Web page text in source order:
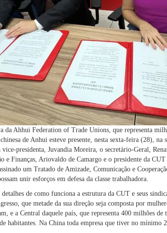
da Ahhui Federation of Trade Unions, que representa
de Anhui esteve presente, nesta sexta-feira (28),
vice-presidenta, Juvandia Moreira, o secretário-Geral,
e Finanças, Ariovaldo de Camargo e o presidente da
um Tratado de Amizade, Comunicação e
unir esforços em defesa da classe trabalhadora.
de como funciona a estrutura da CUT e seus
que metade da sua direção seja composta por
e a Central daquele país, que representa 400 milhões
habitantes. Na China toda empresa que tiver no mínimo